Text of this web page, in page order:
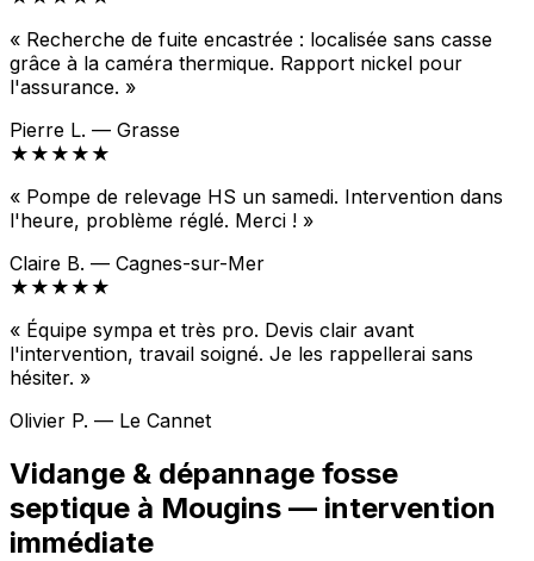
« Recherche de fuite encastrée : localisée sans casse
grâce à la caméra thermique. Rapport nickel pour
l'assurance. »
Pierre L. — Grasse
★★★★★
« Pompe de relevage HS un samedi. Intervention dans
l'heure, problème réglé. Merci ! »
Claire B. — Cagnes-sur-Mer
★★★★★
« Équipe sympa et très pro. Devis clair avant
l'intervention, travail soigné. Je les rappellerai sans
hésiter. »
Olivier P. — Le Cannet
Vidange & dépannage fosse
septique à Mougins — intervention
immédiate